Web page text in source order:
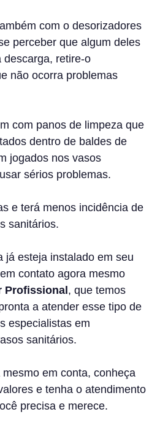
com o desorizadores
perceber que algum deles
descarga, retire-o
não ocorra problemas
com panos de limpeza que
dentro de baldes de
jogados nos vasos
sérios problemas.
e terá menos incidência de
sanitários.
já esteja instalado em seu
contato agora mesmo
Profissional , que temos
a atender esse tipo de
especialistas em
sanitários.
em conta, conheça
e tenha o atendimento
precisa e merece.